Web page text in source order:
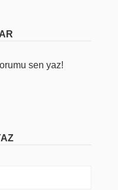
sen yaz!